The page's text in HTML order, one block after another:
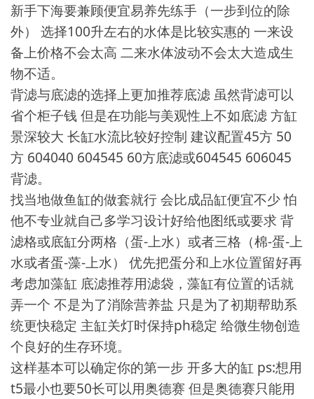
新手下海要兼顾便宜易养先练手（一步到位的除
外） 选择100升左右的水体是比较实惠的 一来设
备上价格不会太高 二来水体波动不会太大造成生
物不适。
背滤与底滤的选择上更加推荐底滤 虽然背滤可以
省个柜子钱 但是在功能与美观性上不如底滤 方缸
景深较大 长缸水流比较好控制 建议配置45方 50
方 604040 604545 60方底滤或604545 606045
背滤。
找当地做鱼缸的做套就行 会比成品缸便宜不少 怕
他不专业就自己多学习设计好给他图纸或要求 背
滤格或底缸分两格（蛋-上水）或者三格（棉-蛋-上
水或者蛋-藻-上水） 优先把蛋分和上水位置留好再
考虑加藻缸 底滤推荐用滤袋，藻缸有位置的话就
弄一个 不是为了消除营养盐 只是为了初期帮助系
统更快稳定 主缸关灯时保持ph稳定 给微生物创造
个良好的生存环境。
这样基本可以确定你的第一步 开多大的缸 ps:想用
t5最小也要50长可以用奥德赛 但是奥德赛只能用